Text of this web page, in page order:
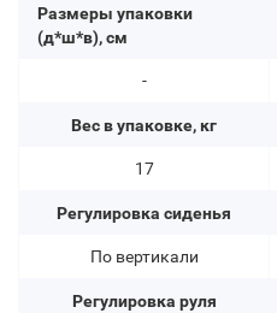
Размеры упаковки
(д*ш*в), см
-
Вес в упаковке, кг
17
Регулировка сиденья
По вертикали
Регулировка руля